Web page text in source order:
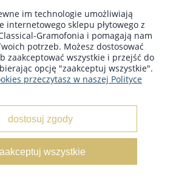
muzyka klasyczną - Sklep płytowy
gramofonia.com
- 2026 CLASSICAL-GRAMOFONIA
pełną wersję strony
internetowy Shoper.pl
im technologie umożliwiają
internetowego sklepu płytowego z
Gramofonia i pomagają nam
potrzeb. Możesz dostosować
zaakceptować wszystkie i przejść do
opcję "zaakceptuj wszystkie".
przeczytasz w naszej Polityce
dostosuj zgody
wszystkie